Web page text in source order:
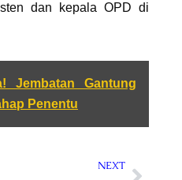
dan kepala OPD di
Jembatan Gantung
Penentu
NEXTNext